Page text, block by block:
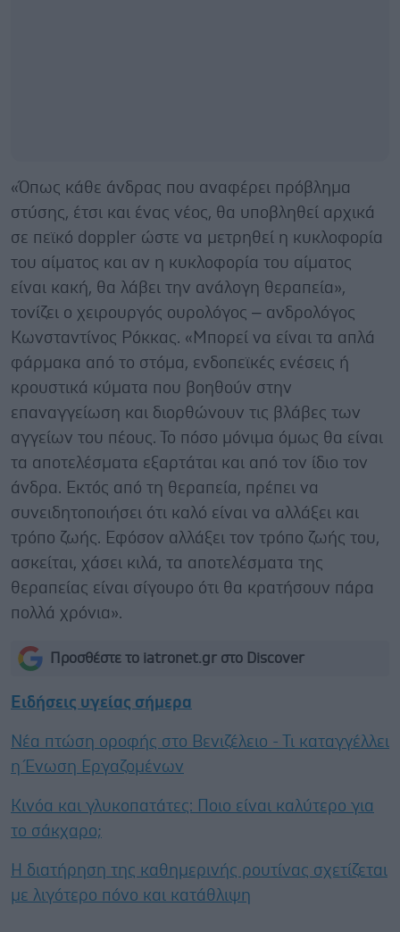
«Όπως κάθε άνδρας που αναφέρει πρόβλημα
στύσης, έτσι και ένας νέος, θα υποβληθεί αρχικά
σε πεϊκό doppler ώστε να μετρηθεί η κυκλοφορία
του αίματος και αν η κυκλοφορία του αίματος
είναι κακή, θα λάβει την ανάλογη θεραπεία»,
τονίζει ο χειρουργός ουρολόγος – ανδρολόγος
Κωνσταντίνος Ρόκκας. «Μπορεί να είναι τα απλά
φάρμακα από το στόμα, ενδοπεϊκές ενέσεις ή
κρουστικά κύματα που βοηθούν στην
επαναγγείωση και διορθώνουν τις βλάβες των
αγγείων του πέους. Το πόσο μόνιμα όμως θα είναι
τα αποτελέσματα εξαρτάται και από τον ίδιο τον
άνδρα. Εκτός από τη θεραπεία, πρέπει να
συνειδητοποιήσει ότι καλό είναι να αλλάξει και
τρόπο ζωής. Εφόσον αλλάξει τον τρόπο ζωής του,
ασκείται, χάσει κιλά, τα αποτελέσματα της
θεραπείας είναι σίγουρο ότι θα κρατήσουν πάρα
πολλά χρόνια».
Προσθέστε το iatronet.gr στο Discover
Ειδήσεις υγείας σήμερα
Νέα πτώση οροφής στο Βενιζέλειο - Τι καταγγέλλει
η Ένωση Εργαζομένων
Κινόα και γλυκοπατάτες: Ποιο είναι καλύτερο για
το σάκχαρο;
Η διατήρηση της καθημερινής ρουτίνας σχετίζεται
με λιγότερο πόνο και κατάθλιψη